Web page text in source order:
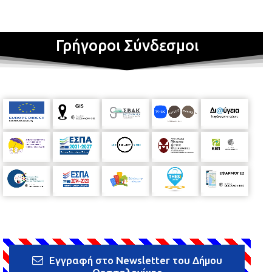
Γρήγοροι Σύνδεσμοι
Εγγραφή στο Newsletter του Δήμου